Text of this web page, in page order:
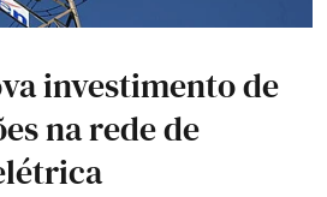
investimento de
na rede de